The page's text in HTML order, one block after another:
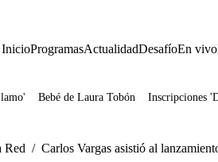
InicioProgramasActualidadDesafíoEn vivo
Bebé de Laura Tobón Inscripciones
Red / Carlos Vargas asistió al